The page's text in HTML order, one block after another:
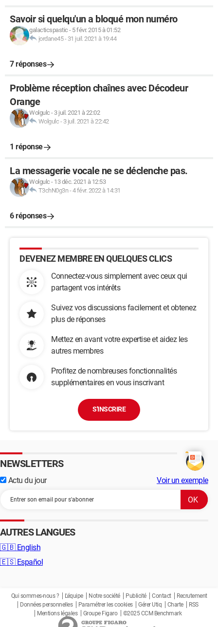
Savoir si quelqu'un a bloqué mon numéro
galacticspastic - 5 févr. 2015 à 01:52
jordane45- 31 juil. 2021 à 19:44
7 réponses
Problème réception chaînes avec Décodeur
Orange
Wolgulc - 3 juil. 2021 à 22:02
Wolgulc - 3 juil. 2021 à 22:42
1 réponse
La messagerie vocale ne se déclenche pas.
Wolgulc - 13 déc. 2021 à 12:53
T3chN0g3n-4 févr. 2022 à 14:31
6 réponses
DEVENEZ MEMBRE EN QUELQUES CLICS
Connectez-vous simplement avec ceux qui
partagent vos intérêts
Suivez vos discussions facilement et obtenez
plus de réponses
Mettez en avant votre expertise et aidez les
autres membres
Profitez de nombreuses fonctionnalités
supplémentaires en vous inscrivant
S'INSCRIRE
NEWSLETTERS
Actu du jour Voir un exemple
AUTRES LANGUES
🇬🇧 English
🇪🇸 Español
Qui sommes-nous ? L'équipe Notre société Publicité Contact
Recrutement
Données personnelles
Paramétrer les cookies Gérer Utiq Charte
RSS
Mentions légales
Groupe Figaro ©2025 CCM Benchmark